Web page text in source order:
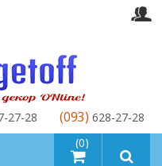
товаров (0)
27-28 (093) 628-27-28